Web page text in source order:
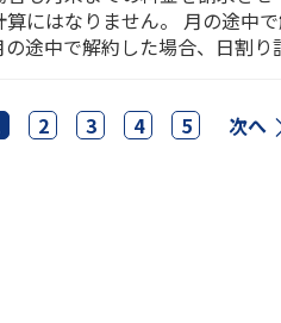
にはなりません。 月の途中
途中で解約した場合、日割
2 3 4 5 次へ